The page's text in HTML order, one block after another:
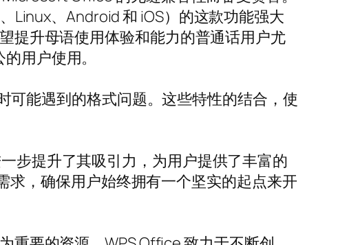
Linux、Android 和 iOS）的这款功能强大
提升母语使用体验和能力的普通话用户尤
用户使用。
可能遇到的格式问题。这些特性的结合，使
步提升了其吸引力，为用户提供了丰富的
，确保用户始终拥有一个坚实的起点来开